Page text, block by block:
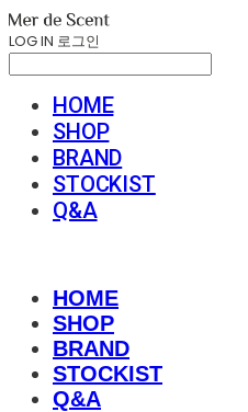
LOG IN 로그인
HOME
SHOP
BRAND
STOCKIST
Q&A
HOME
SHOP
BRAND
STOCKIST
Q&A